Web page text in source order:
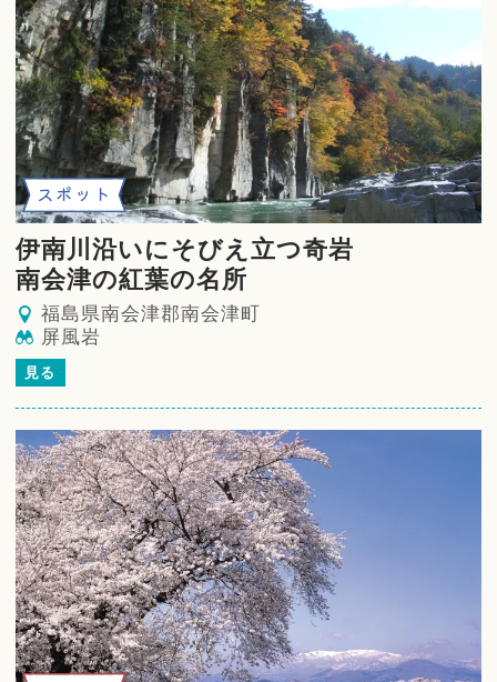
スポット
伊南川沿いにそびえ立つ奇岩
南会津の紅葉の名所
福島県南会津郡南会津町
屏風岩
見る